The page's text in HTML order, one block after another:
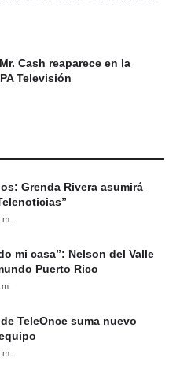
Cash reaparece en la
Televisión
Grenda Rivera asumirá
mi casa”: Nelson del Valle
Puerto Rico
TeleOnce suma nuevo